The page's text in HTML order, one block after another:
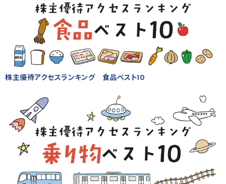
株主優待アクセスランキング 食品ベスト10